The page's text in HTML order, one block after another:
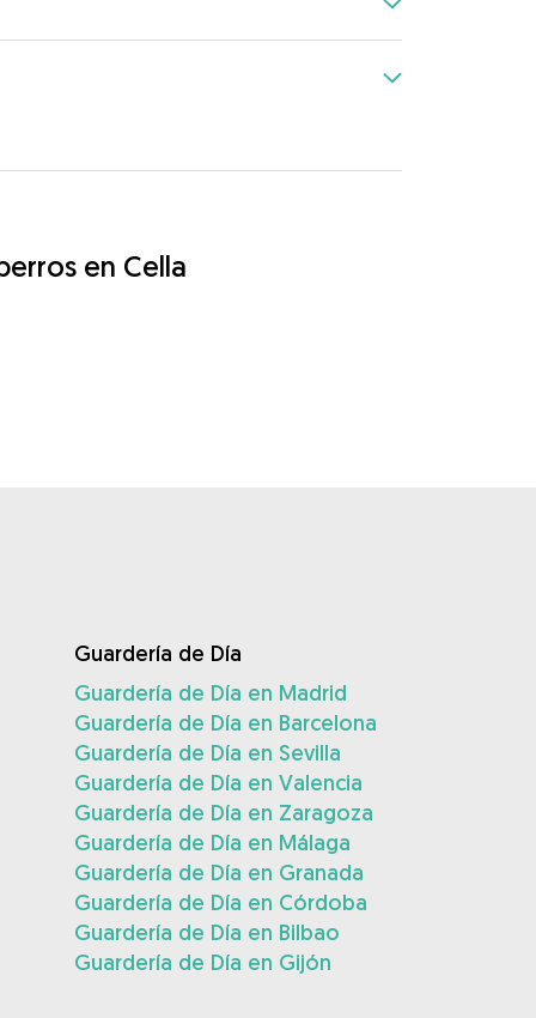
en Cella
Guardería de Día
Guardería de Día en Madrid
Guardería de Día en Barcelona
Guardería de Día en Sevilla
Guardería de Día en Valencia
Guardería de Día en Zaragoza
Guardería de Día en Málaga
Guardería de Día en Granada
Guardería de Día en Córdoba
Guardería de Día en Bilbao
Guardería de Día en Gijón